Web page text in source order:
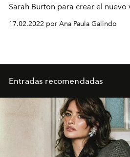
Sarah Burton para crear el
17.02.2022 por Ana Paula Galindo
Entradas recomendadas